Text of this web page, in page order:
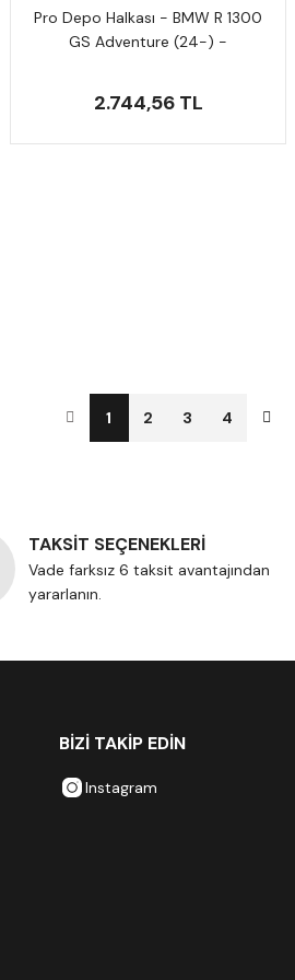
Pro Depo Halkası - BMW R 1300
GS Adventure (24-) -
2.744,56 TL
1 2 3 4
TAKSİT SEÇENEKLERİ
Vade farksız 6 taksit avantajından
yararlanın.
BİZİ TAKİP EDİN
Instagram